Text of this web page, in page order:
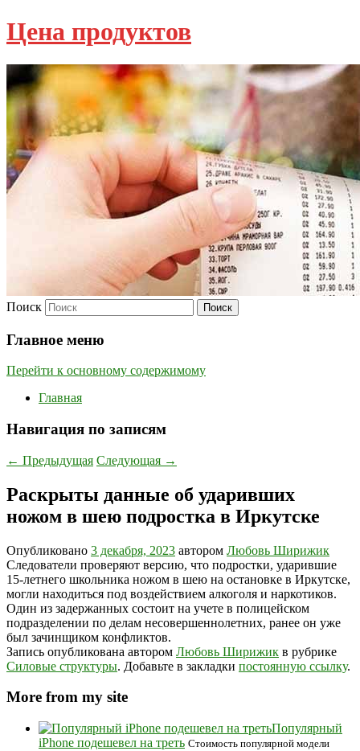
Цена продуктов
Поиск
Главное меню
Перейти к основному содержимому
Главная
Навигация по записям
← Предыдущая Следующая →
Раскрыты данные об ударивших
ножом в шею подростка в Иркутске
Опубликовано 3 декабря, 2023 автором Любовь Ширижик
Следователи проверяют версию, что подростки, ударившие
15-летнего школьника ножом в шею на остановке в Иркутске,
могли находиться под воздействием алкоголя и наркотиков.
Один из задержанных состоит на учете в полицейском
подразделении по делам несовершеннолетних, ранее он уже
был зачинщиком конфликтов.
Запись опубликована автором Любовь Ширижик в рубрике
Силовые структуры. Добавьте в закладки постоянную ссылку.
More from my site
Популярный
iPhone подешевел на треть Стоимость популярной модели